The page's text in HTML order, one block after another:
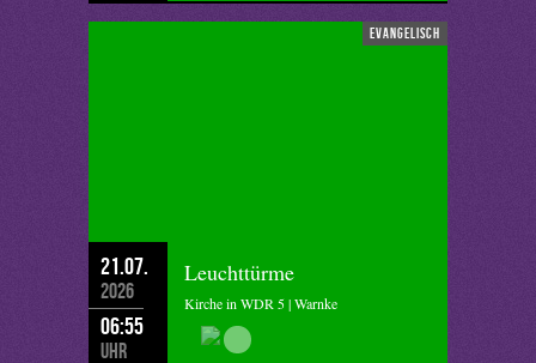
evangelisch
21.07.
2026
06:55
Uhr
Leuchttürme
Kirche in WDR 5 | Warnke